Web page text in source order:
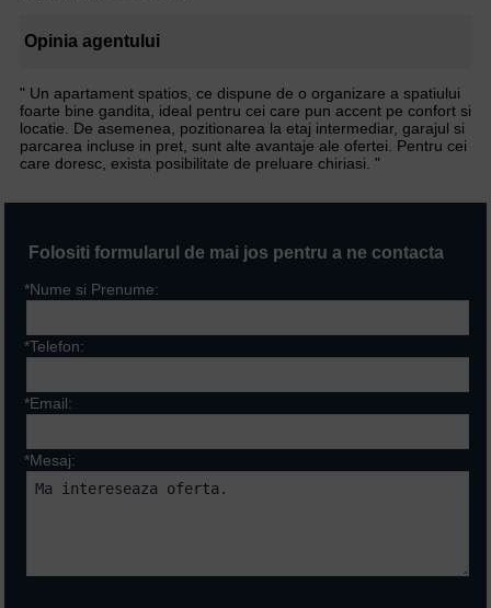
Opinia agentului
" Un apartament spatios, ce dispune de o organizare a spatiului
foarte bine gandita, ideal pentru cei care pun accent pe confort si
locatie. De asemenea, pozitionarea la etaj intermediar, garajul si
parcarea incluse in pret, sunt alte avantaje ale ofertei. Pentru cei
care doresc, exista posibilitate de preluare chiriasi. "
Folositi formularul de mai jos pentru a ne contacta
*Nume si Prenume:
*Telefon:
*Email:
*Mesaj: